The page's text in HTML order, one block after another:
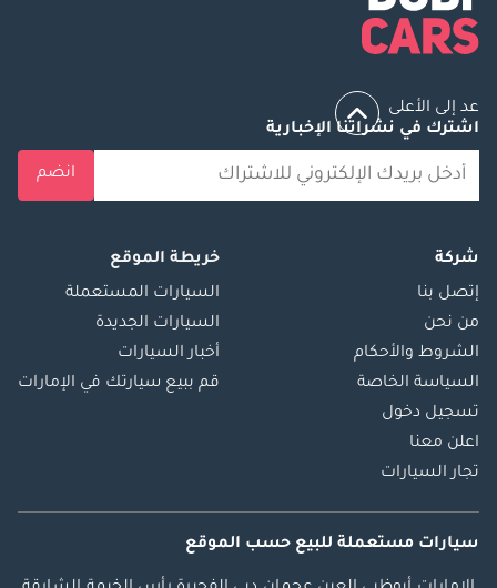
عد إلى الأعلى
اشترك في نشراتنا الإخبارية
انضم
شركة
إتصل بنا
من نحن
الشروط والأحكام
السياسة الخاصة
تسجيل دخول
اعلن معنا
تجار السيارات
خريطة الموقع
السيارات المستعملة
السيارات الجديدة
أخبار السيارات
قم ببيع سيارتك في الإمارات
سيارات مستعملة للبيع حسب الموقع